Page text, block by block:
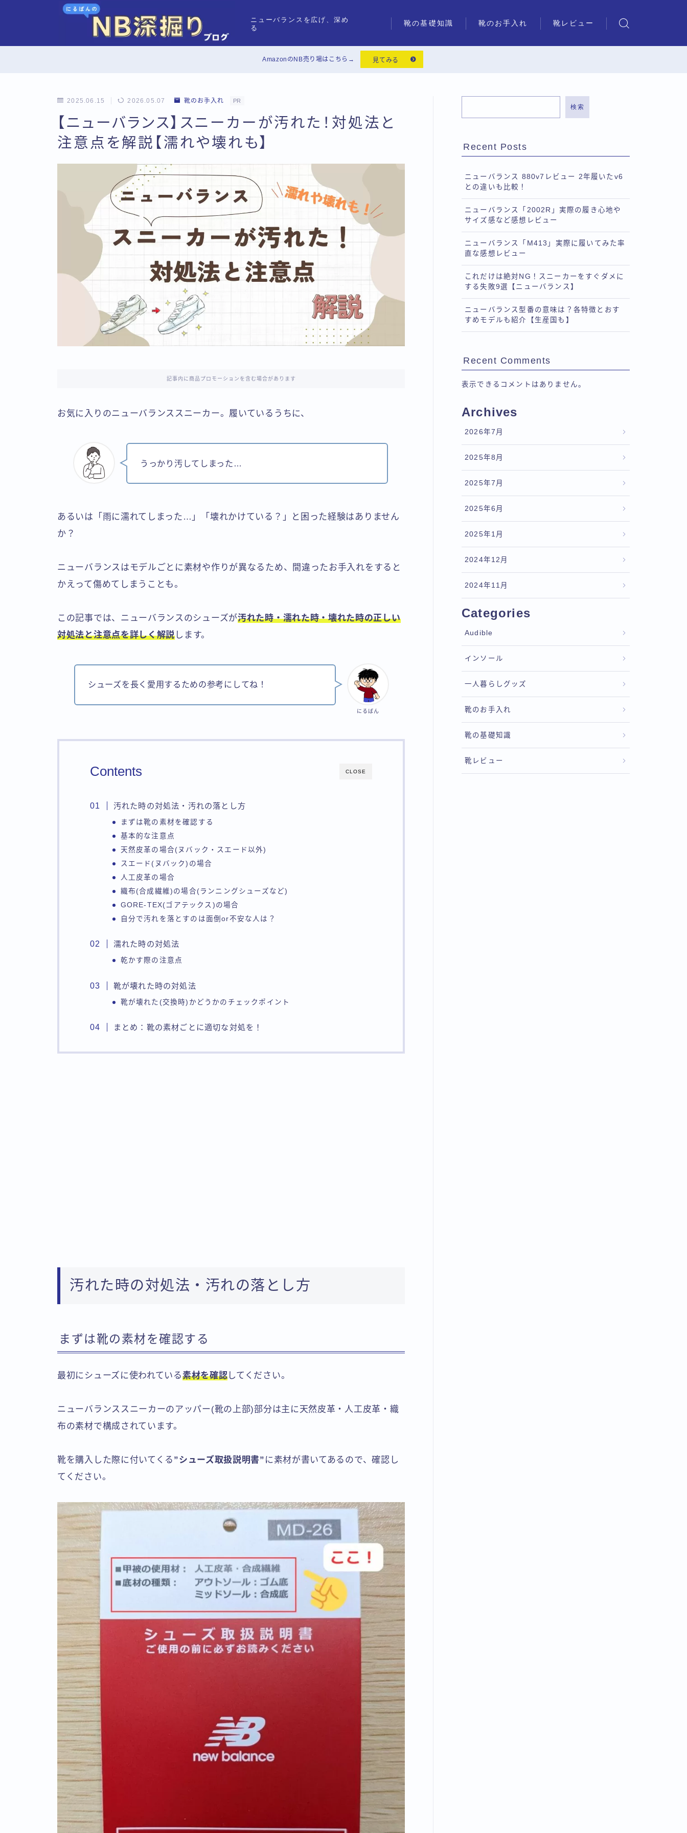
ニューバランスを広げ、深め
る
靴の基礎知識 靴のお手入れ 靴レビュー
AmazonのNB売り場はこちら→ 見てみる
2025.06.15 2026.05.07 靴のお手入れ PR
【ニューバランス】スニーカーが汚れた！対処法と
注意点を解説【濡れや壊れも】
記事内に商品プロモーションを含む場合があります
お気に入りのニューバランススニーカー。履いているうちに、
うっかり汚してしまった…
あるいは「雨に濡れてしまった…」「壊れかけている？」と困った経験はありません
か？
ニューバランスはモデルごとに素材や作りが異なるため、間違ったお手入れをすると
かえって傷めてしまうことも。
この記事では、ニューバランスのシューズが汚れた時・濡れた時・壊れた時の正しい
対処法と注意点を詳しく解説 します。
にるばん
シューズを長く愛用するための参考にしてね！
CLOSE
Contents
汚れた時の対処法・汚れの落とし方
まずは靴の素材を確認する
基本的な注意点
天然皮革の場合(ヌバック・スエード以外)
スエード(ヌバック)の場合
人工皮革の場合
織布(合成繊維)の場合(ランニングシューズなど)
GORE-TEX(ゴアテックス)の場合
自分で汚れを落とすのは面倒or不安な人は？
濡れた時の対処法
乾かす際の注意点
靴が壊れた時の対処法
靴が壊れた(交換時)かどうかのチェックポイント
まとめ：靴の素材ごとに適切な対処を！
汚れた時の対処法・汚れの落とし方
まずは靴の素材を確認する
最初にシューズに使われている素材を確認 してください。
ニューバランススニーカーのアッパー(靴の上部)部分は主に天然皮革・人工皮革・織
布の素材で構成されています。
靴を購入した際に付いてくる ”シューズ取扱説明書” に素材が書いてあるので、確認し
てください。
検索
Recent Posts
ニューバランス 880v7レビュー 2年履いたv6
との違いも比較！
ニューバランス「2002R」実際の履き心地や
サイズ感など感想レビュー
ニューバランス「M413」実際に履いてみた率
直な感想レビュー
これだけは絶対NG！スニーカーをすぐダメに
する失敗9選【ニューバランス】
ニューバランス型番の意味は？各特徴とおす
すめモデルも紹介【生産国も】
Recent Comments
表示できるコメントはありません。
Archives
2026年7月
2025年8月
2025年7月
2025年6月
2025年1月
2024年12月
2024年11月
Categories
Audible
インソール
一人暮らしグッズ
靴のお手入れ
靴の基礎知識
靴レビュー